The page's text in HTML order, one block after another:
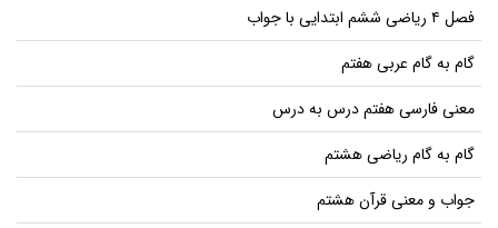
فصل ۴ ریاضی ششم ابتدایی با جواب
گام به گام عربی هفتم
معنی فارسی هفتم درس به درس
گام به گام ریاضی هشتم
جواب و معنی قرآن هشتم